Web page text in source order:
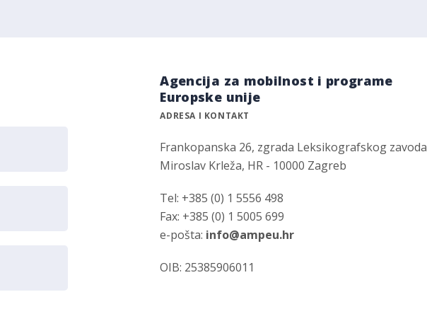
Agencija za mobilnost i programe
Europske unije
ADRESA I KONTAKT
Frankopanska 26, zgrada Leksikografskog zavoda
Miroslav Krleža, HR - 10000 Zagreb
Tel: +385 (0) 1 5556 498
Fax: +385 (0) 1 5005 699
e-pošta: info@ampeu.hr
OIB: 25385906011